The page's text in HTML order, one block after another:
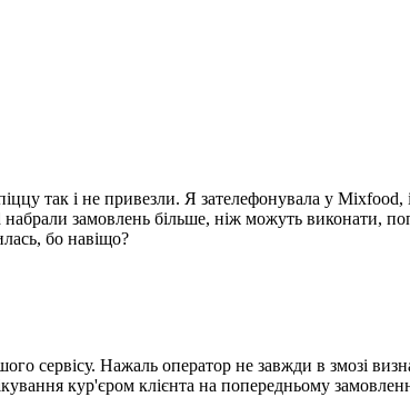
так і не привезли. Я зателефонувала у
замовлень більше, ніж можуть виконати,
бо навіщо?
сервісу. Нажаль оператор не завжди в змозі
кур'єром клієнта на попередньому